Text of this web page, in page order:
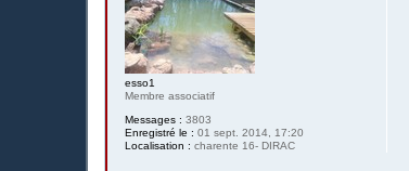
esso1
Membre associatif
Messages : 3803
Enregistré le : 01 sept. 2014, 17:20
Localisation : charente 16- DIRAC